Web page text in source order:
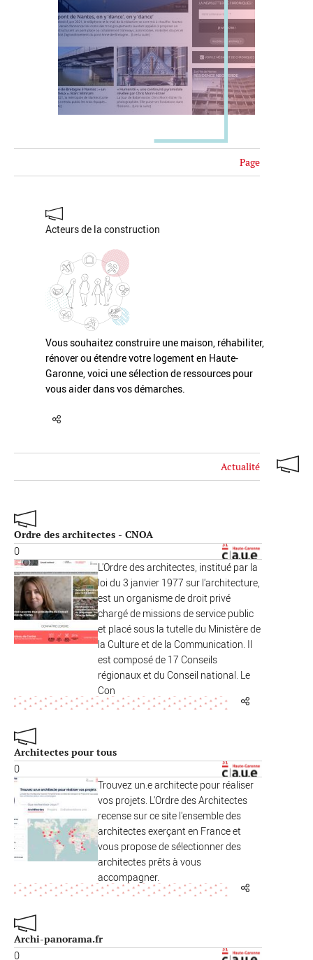
Page
Acteurs de la construction
Vous souhaitez construire une maison, réhabiliter,
rénover ou étendre votre logement en Haute-
Garonne, voici une sélection de ressources pour
vous aider dans vos démarches.
Actualité
Ordre des architectes - CNOA
0
L'Ordre des architectes, institué par la
loi du 3 janvier 1977 sur l'architecture,
est un organisme de droit privé
chargé de missions de service public
et placé sous la tutelle du Ministère de
la Culture et de la Communication. Il
est composé de 17 Conseils
régionaux et du Conseil national. Le
Con
Architectes pour tous
0
Trouvez un.e architecte pour réaliser
vos projets. L'Ordre des Architectes
recense sur ce site l'ensemble des
architectes exerçant en France et
vous propose de sélectionner des
architectes prêts à vous
accompagner.
Archi-panorama.fr
0